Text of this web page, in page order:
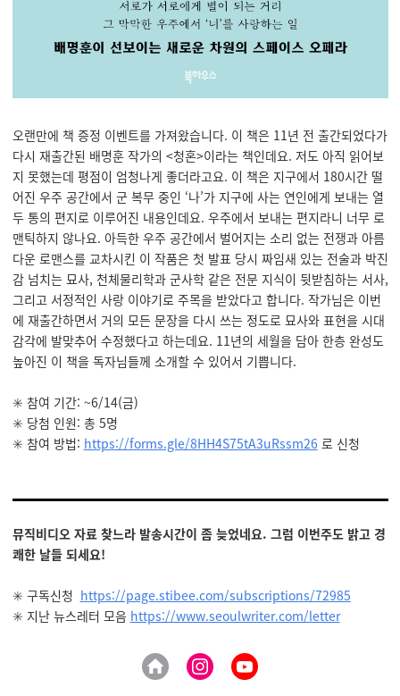
오랜만에 책 증정 이벤트를 가져왔습니다. 이 책은 11년 전 출간되었다가
다시 재출간된 배명훈 작가의 <청혼>이라는 책인데요. 저도 아직 읽어보
지 못했는데 평점이 엄청나게 좋더라고요. 이 책은 지구에서 180시간 떨
어진 우주 공간에서 군 복무 중인 ‘나’가 지구에 사는 연인에게 보내는 열
두 통의 편지로 이루어진 내용인데요. 우주에서 보내는 편지라니 너무 로
맨틱하지 않나요. 아득한 우주 공간에서 벌어지는 소리 없는 전쟁과 아름
다운 로맨스를 교차시킨 이 작품은 첫 발표 당시 짜임새 있는 전술과 박진
감 넘치는 묘사, 천체물리학과 군사학 같은 전문 지식이 뒷받침하는 서사,
그리고 서정적인 사랑 이야기로 주목을 받았다고 합니다. 작가님은 이번
에 재출간하면서 거의 모든 문장을 다시 쓰는 정도로 묘사와 표현을 시대
감각에 발맞추어 수정했다고 하는데요. 11년의 세월을 담아 한층 완성도
높아진 이 책을 독자님들께 소개할 수 있어서 기쁩니다.
✳️ 참여 기간: ~6/14(금)
✳️ 당첨 인원: 총 5명
✳️ 참여 방법: https://forms.gle/8HH4S75tA3uRssm26로 신청
뮤직비디오 자료 찾느라 발송시간이 좀 늦었네요. 그럼 이번주도 밝고 경
쾌한 날들 되세요!
✳️ 구독신청 https://page.stibee.com/subscriptions/72985
✳️ 지난 뉴스레터 모음 https://www.seoulwriter.com/letter